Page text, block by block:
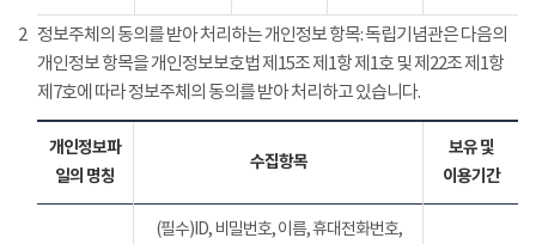
2 정보주체의 동의를 받아 처리하는 개인정보 항목: 독립기념관은 다음의
개인정보 항목을 개인정보보호법 제15조 제1항 제1호 및 제22조 제1항
제7호에 따라 정보주체의 동의를 받아 처리하고 있습니다.
개인정보파
일의 명칭
수집항목
보유 및
이용기간
(필수)ID, 비밀번호, 이름, 휴대전화번호,